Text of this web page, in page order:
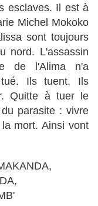
esclaves. Il est à
Michel Mokoko
sont toujours
nord. L'assassin
de l'Alima n'a
tué. Ils tuent. Ils
Quitte à tuer le
parasite : vivre
mort. Ainsi vont